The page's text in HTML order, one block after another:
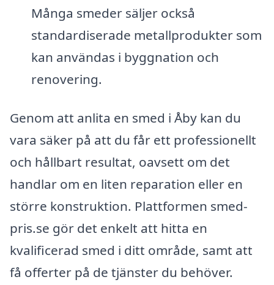
Många smeder säljer också
standardiserade metallprodukter som
kan användas i byggnation och
renovering.
Genom att anlita en smed i Åby kan du
vara säker på att du får ett professionellt
och hållbart resultat, oavsett om det
handlar om en liten reparation eller en
större konstruktion. Plattformen smed-
pris.se gör det enkelt att hitta en
kvalificerad smed i ditt område, samt att
få offerter på de tjänster du behöver.